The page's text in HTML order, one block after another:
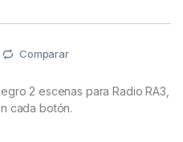
Comparar
2 escenas para Radio RA3,
cada botón.